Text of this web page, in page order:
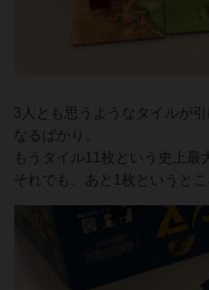
3人とも思うようなタイルが
なるばかり。
もうタイル11枚という史上最
それでも、あと1枚というと